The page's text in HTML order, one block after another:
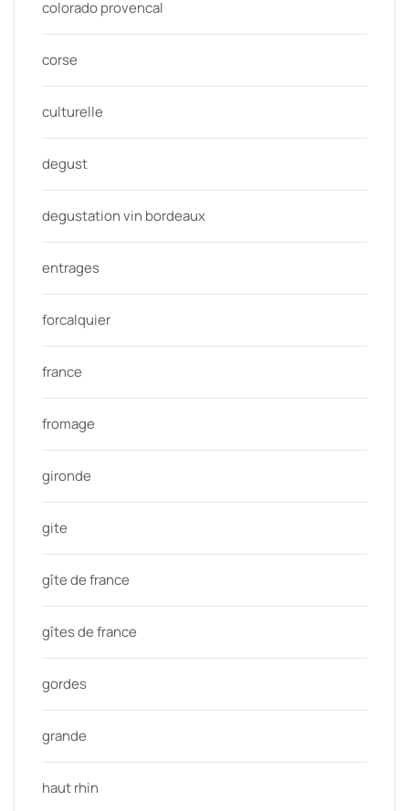
colorado provencal
corse
culturelle
degust
degustation vin bordeaux
entrages
forcalquier
france
fromage
gironde
gite
gîte de france
gîtes de france
gordes
grande
haut rhin